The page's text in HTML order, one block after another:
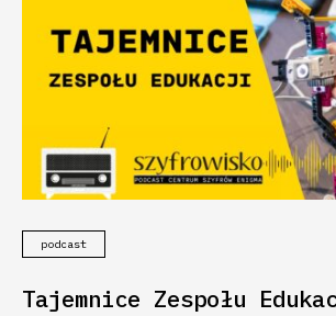
podcast
Tajemnice Zespołu